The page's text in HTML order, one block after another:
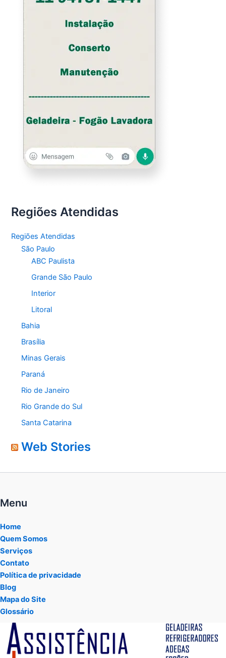
Regiões Atendidas
Regiões Atendidas
São Paulo
ABC Paulista
Grande São Paulo
Interior
Litoral
Bahia
Brasília
Minas Gerais
Paraná
Rio de Janeiro
Rio Grande do Sul
Santa Catarina
Web Stories
Menu
Home
Quem Somos
Serviços
Contato
Política de privacidade
Blog
Mapa do Site
Glossário
Tocador
vídeo